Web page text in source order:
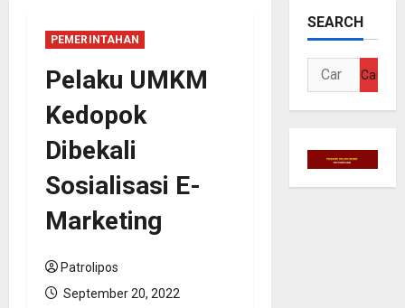
PEMERINTAHAN
Pelaku UMKM
Kedopok
Dibekali
Sosialisasi E-
Marketing
Patrolipos
September 20, 2022
SEARCH
Cari
untuk: